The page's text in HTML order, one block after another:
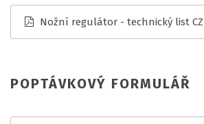
Nožní regulátor - technický list CZ
POPTÁVKOVÝ FORMULÁŘ